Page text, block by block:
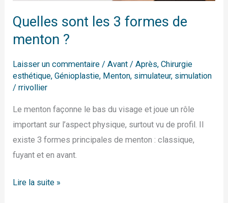
Quelles sont les 3 formes de
menton ?
Laisser un commentaire /Avant / Après,Chirurgie
esthétique,Génioplastie, Menton, simulateur, simulation
/rrivollier
Le menton façonne le bas du visage et joue un rôle
important sur l’aspect physique, surtout vu de profil. Il
existe 3 formes principales de menton : classique,
fuyant et en avant.
Lire la suite »